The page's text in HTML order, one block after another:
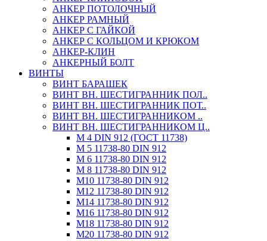
АНКЕР ПОТОЛОЧНЫЙ
АНКЕР РАМНЫЙ
АНКЕР С ГАЙКОЙ
АНКЕР С КОЛЬЦОМ И КРЮКОМ
АНКЕР-КЛИН
АНКЕРНЫЙ БОЛТ
ВИНТЫ
ВИНТ БАРАШЕК
ВИНТ ВН. ШЕСТИГРАННИК ПОЛ..
ВИНТ ВН. ШЕСТИГРАННИК ПОТ..
ВИНТ ВН. ШЕСТИГРАННИКОМ ..
ВИНТ ВН. ШЕСТИГРАННИКОМ Ц..
М 4 DIN 912 (ГОСТ 11738)
М 5 11738-80 DIN 912
М 6 11738-80 DIN 912
М 8 11738-80 DIN 912
М10 11738-80 DIN 912
М12 11738-80 DIN 912
М14 11738-80 DIN 912
М16 11738-80 DIN 912
М18 11738-80 DIN 912
М20 11738-80 DIN 912